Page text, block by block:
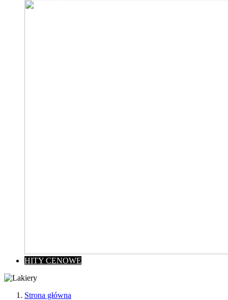
HITY CENOWE
Strona główna